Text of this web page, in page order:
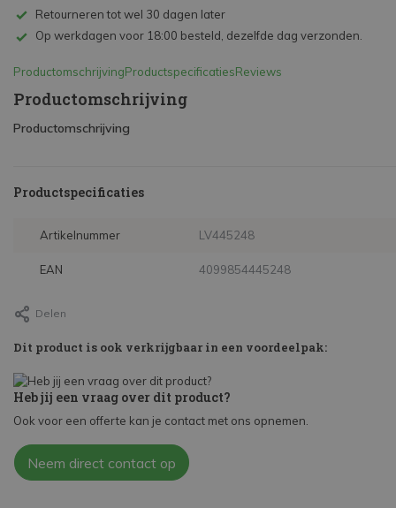
Retourneren tot wel 30 dagen later
Op werkdagen voor 18:00 besteld, dezelfde dag verzonden.
ProductomschrijvingProductspecificatiesReviews
Productomschrijving
Productomschrijving
Productspecificaties
Artikelnummer LV445248
EAN 4099854445248
Delen
Dit product is ook verkrijgbaar in een voordeelpak:
Heb jij een vraag over dit product?
Ook voor een offerte kan je contact met ons opnemen.
Neem direct contact op